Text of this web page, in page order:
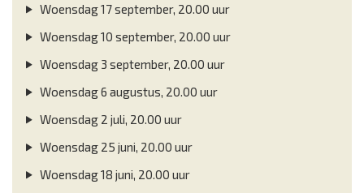
Woensdag 17 september, 20.00 uur
Woensdag 10 september, 20.00 uur
Woensdag 3 september, 20.00 uur
Woensdag 6 augustus, 20.00 uur
Woensdag 2 juli, 20.00 uur
Woensdag 25 juni, 20.00 uur
Woensdag 18 juni, 20.00 uur